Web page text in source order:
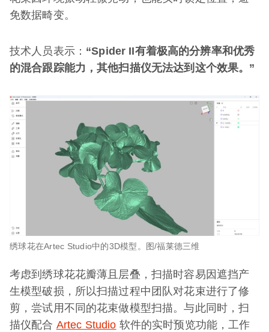
免数据畸变。
技术人员表示： “Spider II有着极高的分辨率和优秀
的混合跟踪能力，其他扫描仪无法达到这个效果。”
绣球花在Artec Studio中的3D模型。图/福莱德三维
考虑到绣球花花瓣薄且层叠，扫描时容易因遮挡产
生模型破损，所以扫描过程中团队对花束进行了修
剪，尝试用不同的花束做模型扫描。与此同时，扫
描仪配合 Artec Studio 软件的实时预览功能，工作